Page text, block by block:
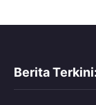
Berita Terkini: